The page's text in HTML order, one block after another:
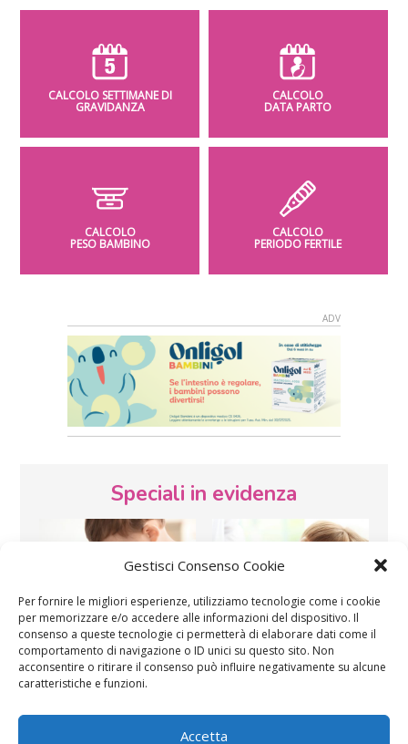
Gestisci Consenso Cookie
Per fornire le migliori esperienze, utilizziamo tecnologie come i cookie
per memorizzare e/o accedere alle informazioni del dispositivo. Il
consenso a queste tecnologie ci permetterà di elaborare dati come il
comportamento di navigazione o ID unici su questo sito. Non
acconsentire o ritirare il consenso può influire negativamente su alcune
caratteristiche e funzioni.
Accetta
CALCOLO SETTIMANE DI
GRAVIDANZA
CALCOLO
DATA PARTO
CALCOLO
PESO BAMBINO
CALCOLO
PERIODO FERTILE
Speciali in evidenza
Vaccini SOS Pediatra